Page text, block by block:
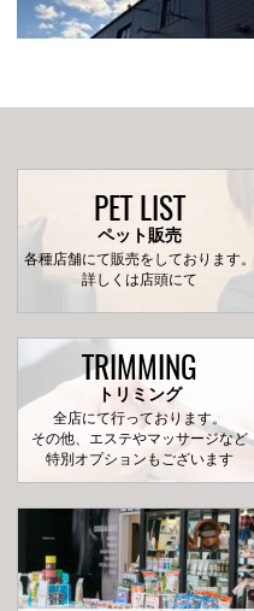
PET LIST
ペット販売
各種店舗にて販売をしております。
詳しくは店頭にて
TRIMMING
トリミング
全店にて行っております。
その他、エステやマッサージなど
特別オプションもございます